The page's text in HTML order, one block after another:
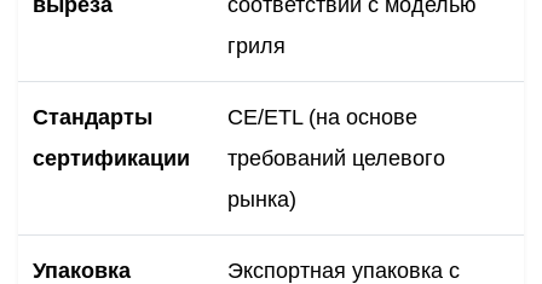
выреза
соответствии с моделью
гриля
Стандарты
сертификации
CE/ETL (на основе
требований целевого
рынка)
Упаковка
Экспортная упаковка с